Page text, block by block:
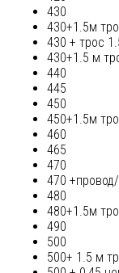
430
430+1.5м
430 + трос
430+1.5 м
440
445
450
450+1.5м
460
465
470
470
480
480+1.5м
490
500
500+ 1.5 м